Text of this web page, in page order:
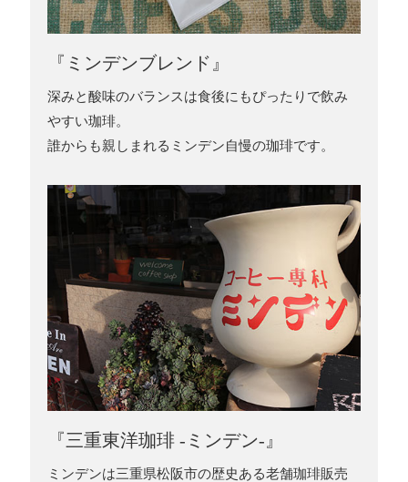
『ミンデンブレンド』
深みと酸味のバランスは食後にもぴったりで飲み
やすい珈琲。
誰からも親しまれるミンデン自慢の珈琲です。
『三重東洋珈琲 -ミンデン-』
ミンデンは三重県松阪市の歴史ある老舗珈琲販売